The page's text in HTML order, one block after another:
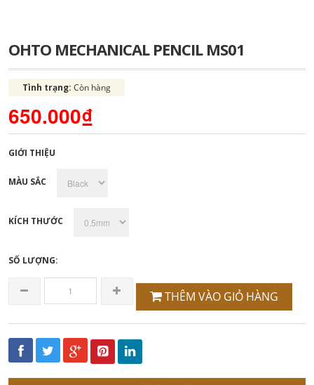
OHTO MECHANICAL PENCIL MS01
Tình trạng: Còn hàng
650.000₫
GIỚI THIỆU
MÀU SẮC
KÍCH THƯỚC
SỐ LƯỢNG:
THÊM VÀO GIỎ HÀNG